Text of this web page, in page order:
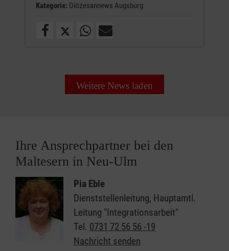
Kategorie: Diözesannews Augsburg
Weitere News laden
Ihre Ansprechpartner bei den
Maltesern in Neu-Ulm
Pia Eble
Dienststellenleitung, Hauptamtl.
Leitung "Integrationsarbeit"
Tel. 0731 72 56 56 -19
Nachricht senden